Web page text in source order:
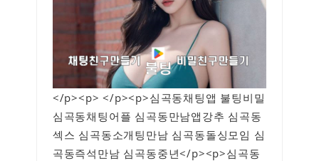
</p><p> </p><p>심곡동채팅앱 불팅비밀
심곡동채팅어플 심곡동만남앱강추 심곡동
섹스 심곡동소개팅만남 심곡동돌싱모임 심
곡동즉석만남 심곡동중년</p><p>심곡동